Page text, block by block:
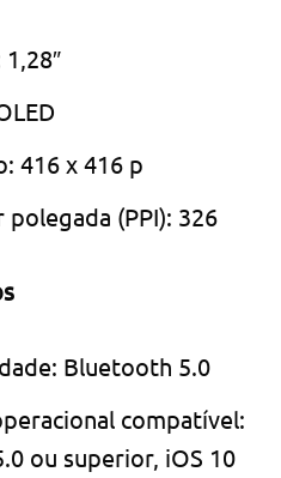
416 x 416 p
polegada (PPI): 326
Bluetooth 5.0
compatível:
ou superior, iOS 10